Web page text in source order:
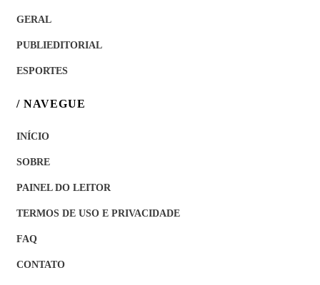
GERAL
PUBLIEDITORIAL
ESPORTES
/ NAVEGUE
INÍCIO
SOBRE
PAINEL DO LEITOR
TERMOS DE USO E PRIVACIDADE
FAQ
CONTATO